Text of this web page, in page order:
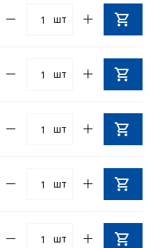
шт
шт
шт
шт
шт